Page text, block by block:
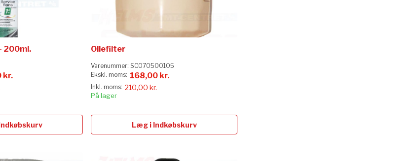
kr.
200ml.
210,00 kr.
168,00 kr.
Oliefilter
Varenummer: SC070500105
På lager
Læg i Indkøbskurv